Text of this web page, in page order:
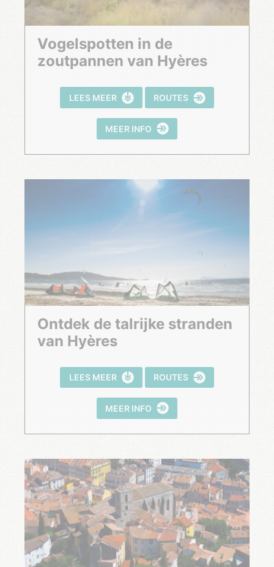
Vogelspotten in de
zoutpannen van Hyères
LEES MEER ROUTES
MEER INFO
Ontdek de talrijke stranden
van Hyères
LEES MEER ROUTES
MEER INFO